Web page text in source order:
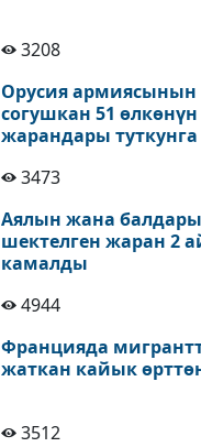
3208
Орусия
согушкан 51 өлкөнүн
жарандары
3473
Аялын жана
шектелген жаран 2
камалды
4944
Францияда
жаткан кайык
3512